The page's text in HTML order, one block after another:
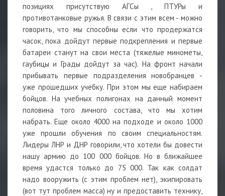
позициях присутствую АГСы , ПТУРы и
противотанковые ружья. В связи с этим всем - можно
говорить, что мы способны если что продержатся
часок, пока дойдут первые подкрепления и первые
батареи станут на свои места (тяжелые минометы,
гаубицы и Грады дойдут за час). На фронт начали
прибывать первые подразделения новобранцев -
уже прошедших учебку. При этом мы еще набираем
бойцов. На учебных полигонах на данный момент
половина того личного состава, что мы хотим
набрать. Еще около 4000 на подходе и около 1000
уже прошли обучения по своим специальностям.
Лидеры ЛНР и ДНР говорили, что хотели бы довести
нашу армию до 100 000 бойцов. Но в ближайшее
время удастся только до 75 000. Так как солдат
надо вооружить (с этим проблем нет), экипировать
(вот тут проблем масса) ну и предоставить технику,